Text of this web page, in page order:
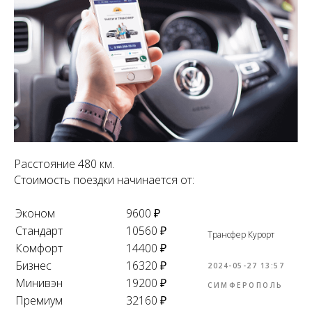
Расстояние 480 км.
Стоимость поездки начинается от:
Эконом
9600 ₽
Стандарт
10560 ₽
Комфорт
14400 ₽
Бизнес
16320 ₽
Минивэн
19200 ₽
Премиум
32160 ₽
Трансфер Курорт
2024-05-27 13:57
СИМФЕРОПОЛЬ